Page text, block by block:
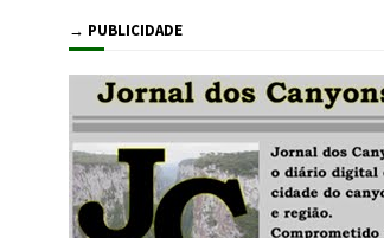
→ PUBLICIDADE